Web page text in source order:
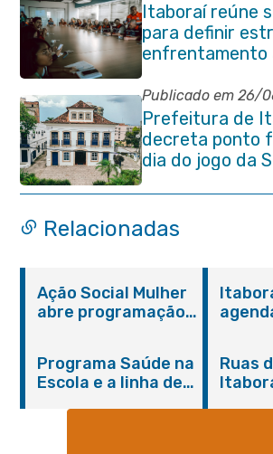
Itaboraí reúne
para definir
enfrentamento
climáticas
Publicado em 26/
Prefeitura de
decreta ponto
dia do jogo da
Brasileira
Relacionadas
Ação Social Mulher
abre programação
serviços gratuitos e
orientações
Programa Saúde na
Escola e a linha de
Ruas